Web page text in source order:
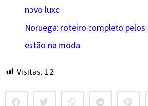
novo luxo
Noruega: roteiro completo pelos
estão na moda
Visitas: 12